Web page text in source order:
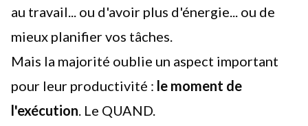
au travail... ou d'avoir plus d'énergie... ou de
mieux planifier vos tâches.
Mais la majorité oublie un aspect important
pour leur productivité : le moment de
l'exécution. Le QUAND.